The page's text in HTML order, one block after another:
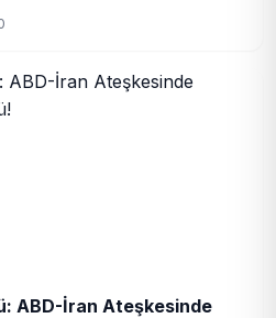
ABD-İran Ateşkesinde